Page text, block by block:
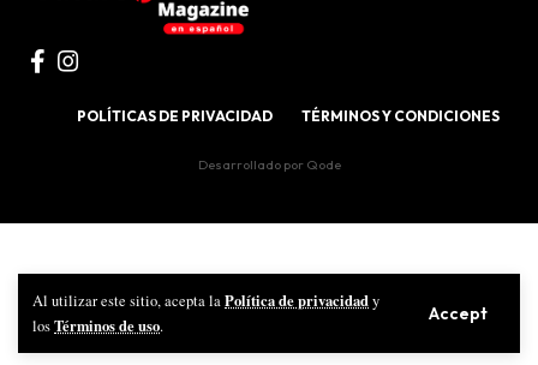
Al utilizar este sitio, acepta laPolítica de privacidady
losTérminos de uso.
Accept
POLÍTICAS DE PRIVACIDAD TÉRMINOS Y CONDICIONES
Desarrollado por Qode